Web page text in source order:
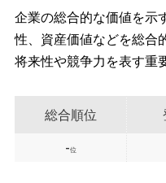
企業の総合的な価値を示
性、資産価値などを総合
将来性や競争力を表す重
総合順位
-位